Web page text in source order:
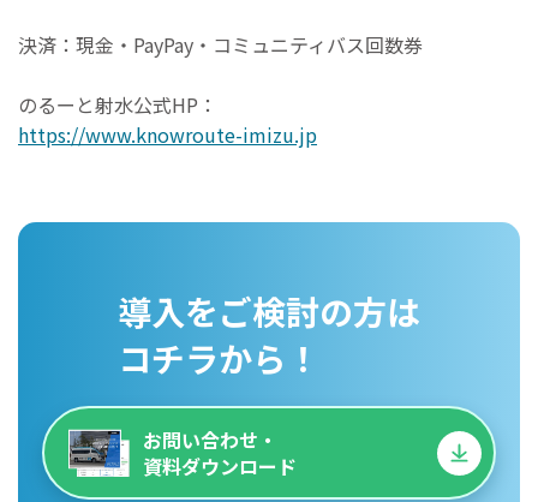
決済：現金・PayPay・コミュニティバス回数券
のるーと射水公式HP：
https://www.knowroute-imizu.jp
導入をご検討の方は
コチラから！
お問い合わせ・
資料ダウンロード